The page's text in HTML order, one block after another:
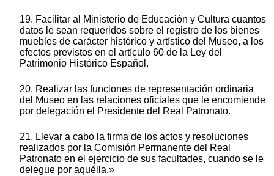
19. Facilitar al Ministerio de Educación y Cultura cuantos
datos le sean requeridos sobre el registro de los bienes
muebles de carácter histórico y artístico del Museo, a los
efectos previstos en el artículo 60 de la Ley del
Patrimonio Histórico Español.
20. Realizar las funciones de representación ordinaria
del Museo en las relaciones oficiales que le encomiende
por delegación el Presidente del Real Patronato.
21. Llevar a cabo la firma de los actos y resoluciones
realizados por la Comisión Permanente del Real
Patronato en el ejercicio de sus facultades, cuando se le
delegue por aquélla.»